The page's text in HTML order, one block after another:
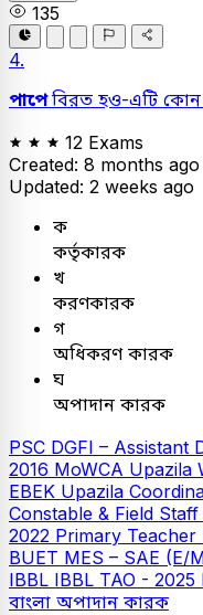
135
4.
পাপেবিরত হও-এটি
12 Exams
Created: 8 months ago
Updated: 2 weeks ago
ক
কর্তৃকারক
খ
করণকারক
গ
অধিকরণ কারক
ঘ
অপাদান কারক
PSC DGFI – Assistant
2016 MoWCA Upazila
EBEK Upazila
Constable & Field Staff
2022 Primary Teacher
BUET MES – SAE (E/
IBBL IBBL TAO - 2025
বাংলা অপাদান কারক